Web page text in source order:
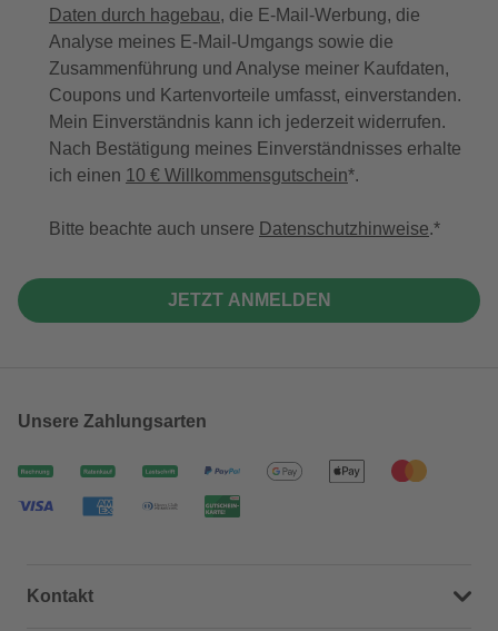
Daten durch hagebau, die E-Mail-Werbung, die
Analyse meines E-Mail-Umgangs sowie die
Zusammenführung und Analyse meiner Kaufdaten,
Coupons und Kartenvorteile umfasst, einverstanden.
Mein Einverständnis kann ich jederzeit widerrufen.
Nach Bestätigung meines Einverständnisses erhalte
ich einen 10 € Willkommensgutschein*.
Bitte beachte auch unsere Datenschutzhinweise.
JETZT ANMELDEN
Unsere Zahlungsarten
Kontakt